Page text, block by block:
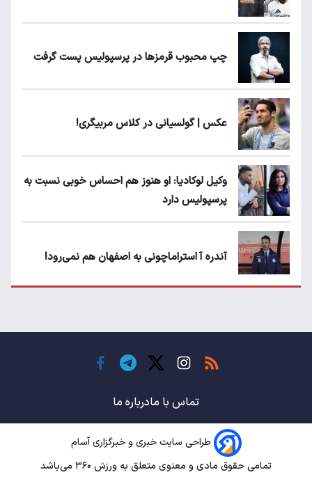
چپ محبوب قرمزها در پرسپولیس پست گرفت
عکس | گولسیانی در کلاس مربیگری!
وکیل لوکادیا: او هنوز هم احساس خوبی نسبت به
پرسپولیس دارد
آندره آ استراماچونی به اصفهان هم نمی‌رود!
حسن روی هوا!
باشگاه های جهان
سروش رفیعی مقابل الریان فیکس است؟
تماس با مادرباره ما
طراحی سایت خبری و خبرگزاری آسام
تمامی حقوق مادی و معنوی متعلق به ورزش ۳۶۰ می‌باشد